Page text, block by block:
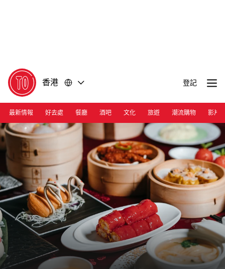
香港 登記
最新情報 好去處 餐廳 酒吧 文化 旅遊 潮流購物 影片